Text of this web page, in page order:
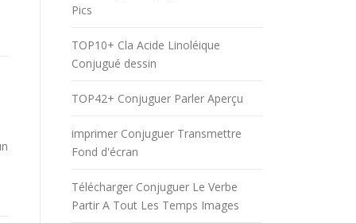
Pics
TOP10+ Cla Acide Linoléique
Conjugué dessin
TOP42+ Conjuguer Parler Aperçu
imprimer Conjuguer Transmettre
Fond d'écran
Télécharger Conjuguer Le Verbe
Partir A Tout Les Temps Images